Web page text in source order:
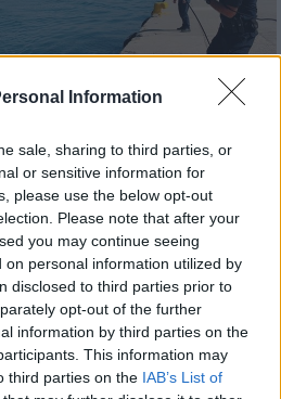
Information
sale, sharing to third parties, or
or sensitive information for
please use the below opt-out
Please note that after your
you may continue seeing
on personal information utilized by
disclosed to third parties prior to
opt-out of the further
information by third parties on the
This information may
third parties on the IAB’s List of
το ΕΘΝΟΣ στη Google
ένας 75χρονος από τη
Σαββάτου (6/9) στην
στο λιμάνι του